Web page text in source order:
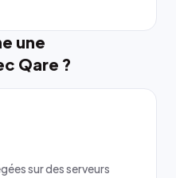
une
Qare ?
sur des serveurs